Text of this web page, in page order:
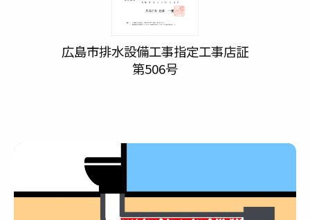
広島市排水設備工事指定工事店証
第506号